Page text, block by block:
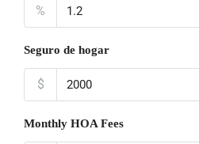
%
Seguro de hogar
$
Monthly HOA Fees